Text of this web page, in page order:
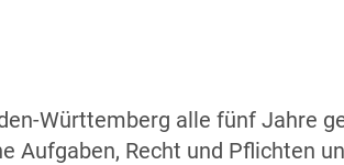
Württemberg alle fünf Jahre
Aufgaben, Recht und Pflichten